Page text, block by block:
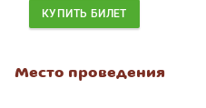
КУПИТЬ БИЛЕТ
Место проведения